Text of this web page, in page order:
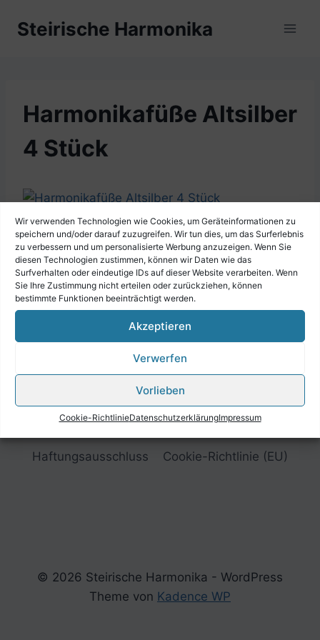
Wir verwenden Technologien wie Cookies, um Geräteinformationen zu
speichern und/oder darauf zuzugreifen. Wir tun dies, um das Surferlebnis
zu verbessern und um personalisierte Werbung anzuzeigen. Wenn Sie
diesen Technologien zustimmen, können wir Daten wie das
Surfverhalten oder eindeutige IDs auf dieser Website verarbeiten. Wenn
Sie Ihre Zustimmung nicht erteilen oder zurückziehen, können
bestimmte Funktionen beeinträchtigt werden.
Akzeptieren
Verwerfen
Vorlieben
Cookie-RichtlinieDatenschutzerklärungImpressum
InhaltSteirische Harmonika
Harmonikafüße Altsilber
4 Stück
Haftungsausschluss
Cookie-Richtlinie (EU)
© 2026 Steirische Harmonika - WordPress
Theme von Kadence WP